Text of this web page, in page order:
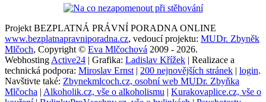
Projekt BEZPLATNÁ PRÁVNÍ PORADNA ONLINE
www.bezplatnapravniporadna.cz, vedoucí projektu: MUDr. Zbyněk
Mlčoch, Copyright © Eva Mlčochová 2009 - 2026.
Webhosting Active24 | Grafika: Ladislav Křížek | Realizace a
technická podpora: Miroslav Ernst | 200 nejnovějších stránek | login.
Navštivte také: Zbynekmlcoch.cz, osobní web MUDr. Zbyňka
Mlčocha | Alkoholik.cz, vše o alkoholismu | Kurakovaplice.cz, vše o